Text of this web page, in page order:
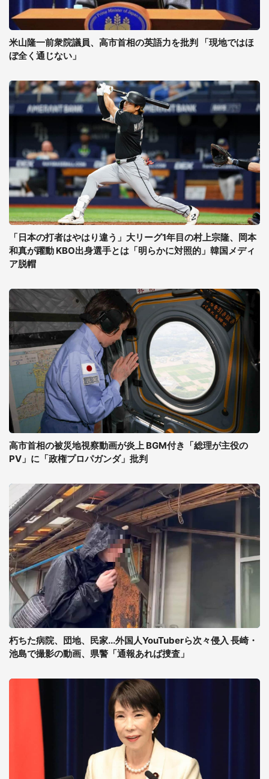
米山隆一前衆院議員、高市首相の英語力を批判 「現地ではほ
ぼ全く通じない」
「日本の打者はやはり違う」大リーグ1年目の村上宗隆、岡本
和真が躍動 KBO出身選手とは「明らかに対照的」韓国メディ
ア脱帽
高市首相の被災地視察動画が炎上 BGM付き「総理が主役の
PV」に「政権プロパガンダ」批判
朽ちた病院、団地、民家...外国人YouTuberら次々侵入 長崎・
池島で撮影の動画、県警「通報あれば捜査」